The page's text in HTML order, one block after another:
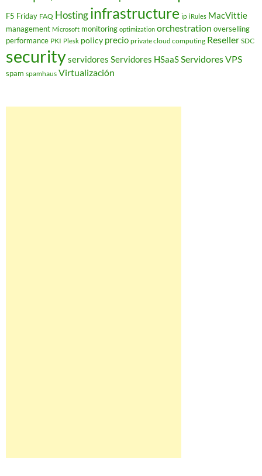
F5 Friday FAQ Hostinginfrastructure ip iRules MacVittie
management Microsoft monitoring optimization orchestration overselling
performance PKI Plesk policy precio private cloud computing Reseller SDC
securityservidores Servidores HSaaSServidores VPS
spam spamhaus Virtualización